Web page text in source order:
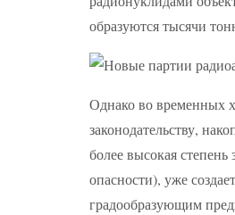
образуются тысячи
Однако во временных
законодательству,
более высокая
опасности), уже
градообразующим